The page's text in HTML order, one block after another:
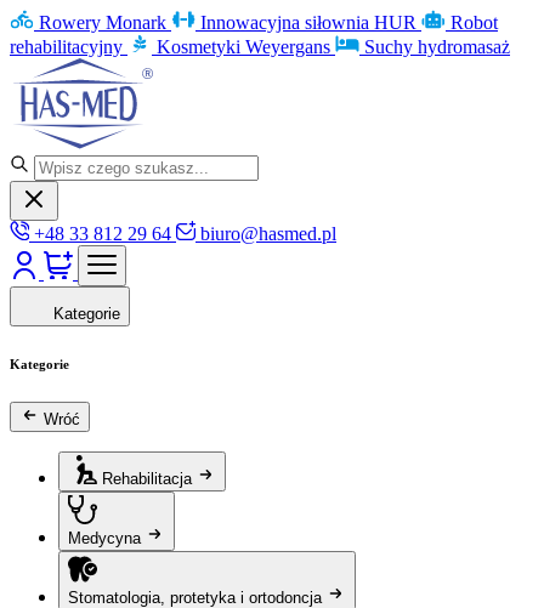
Rowery Monark Innowacyjna siłownia HUR
Robot
rehabilitacyjny
Kosmetyki Weyergans Suchy hydromasaż
+48 33 812 29 64 biuro@hasmed.pl
Kategorie
Kategorie
Wróć
Rehabilitacja
Medycyna
Stomatologia, protetyka i ortodoncja